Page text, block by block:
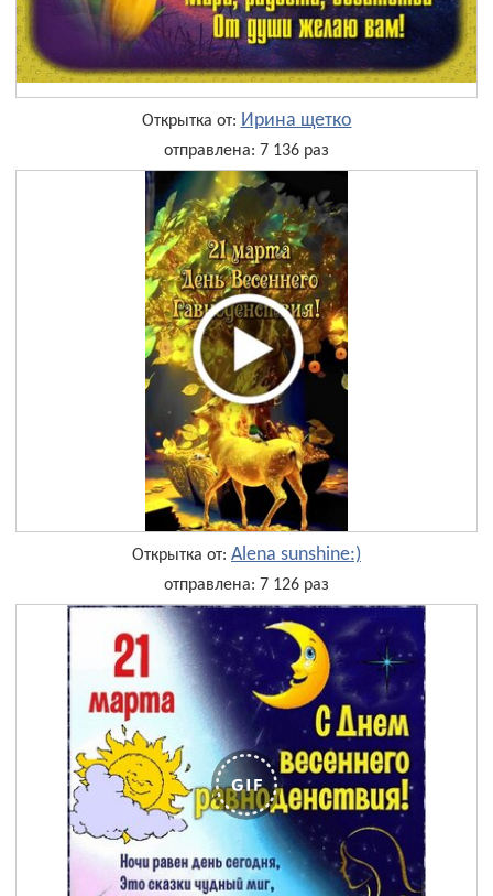
Открытка от: Ирина щетко
отправлена: 7 136 раз
Открытка от: Alena sunshine:)
отправлена: 7 126 раз